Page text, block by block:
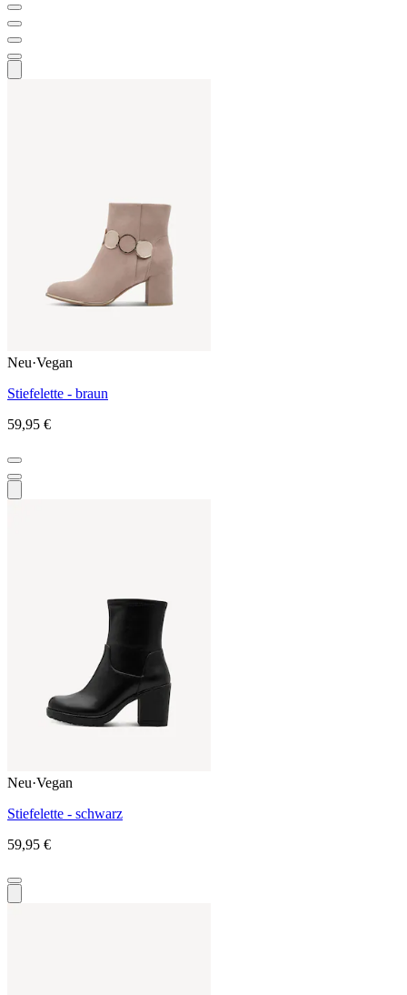
Neu·Vegan
Stiefelette - braun
59,95 €
Neu·Vegan
Stiefelette - schwarz
59,95 €